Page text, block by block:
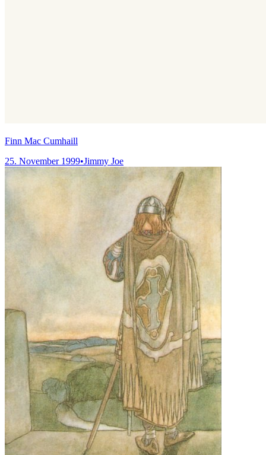
Finn Mac Cumhaill
25. November 1999•Jimmy Joe